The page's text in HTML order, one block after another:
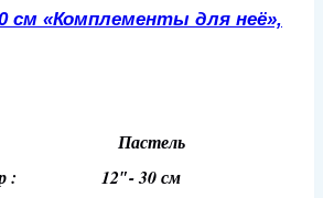
см «Комплементы для неё»,
Пастель
: 12″- 30 см